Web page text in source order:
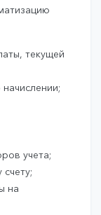
текущей
учета;
на